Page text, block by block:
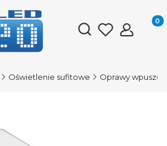
Otwórz
Oświetlenie sufitowe Oprawy